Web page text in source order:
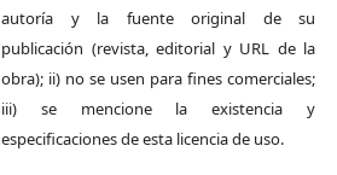
autoría y la fuente original de su
publicación (revista, editorial y URL de la
obra); ii) no se usen para fines comerciales;
iii) se mencione la existencia y
especificaciones de esta licencia de uso.